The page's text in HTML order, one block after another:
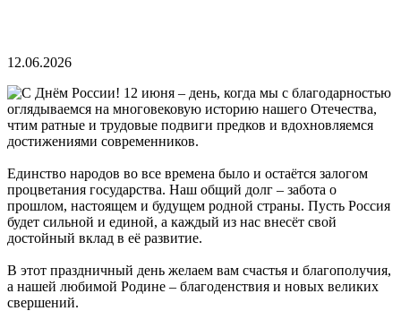
12.06.2026
12 июня – день, когда мы с благодарностью
оглядываемся на многовековую историю нашего Отечества,
чтим ратные и трудовые подвиги предков и вдохновляемся
достижениями современников.
Единство народов во все времена было и остаётся залогом
процветания государства. Наш общий долг – забота о
прошлом, настоящем и будущем родной страны. Пусть Россия
будет сильной и единой, а каждый из нас внесёт свой
достойный вклад в её развитие.
В этот праздничный день желаем вам счастья и благополучия,
а нашей любимой Родине – благоденствия и новых великих
свершений.